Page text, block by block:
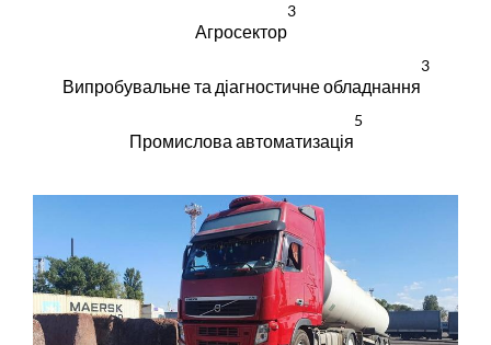
Агросектор
3
Випробувальне та діагностичне обладнання
3
Промислова автоматизація
5